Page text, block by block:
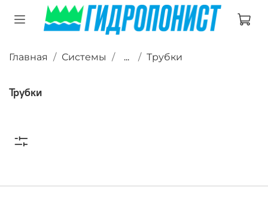
Главная Системы ... Трубки
Трубки